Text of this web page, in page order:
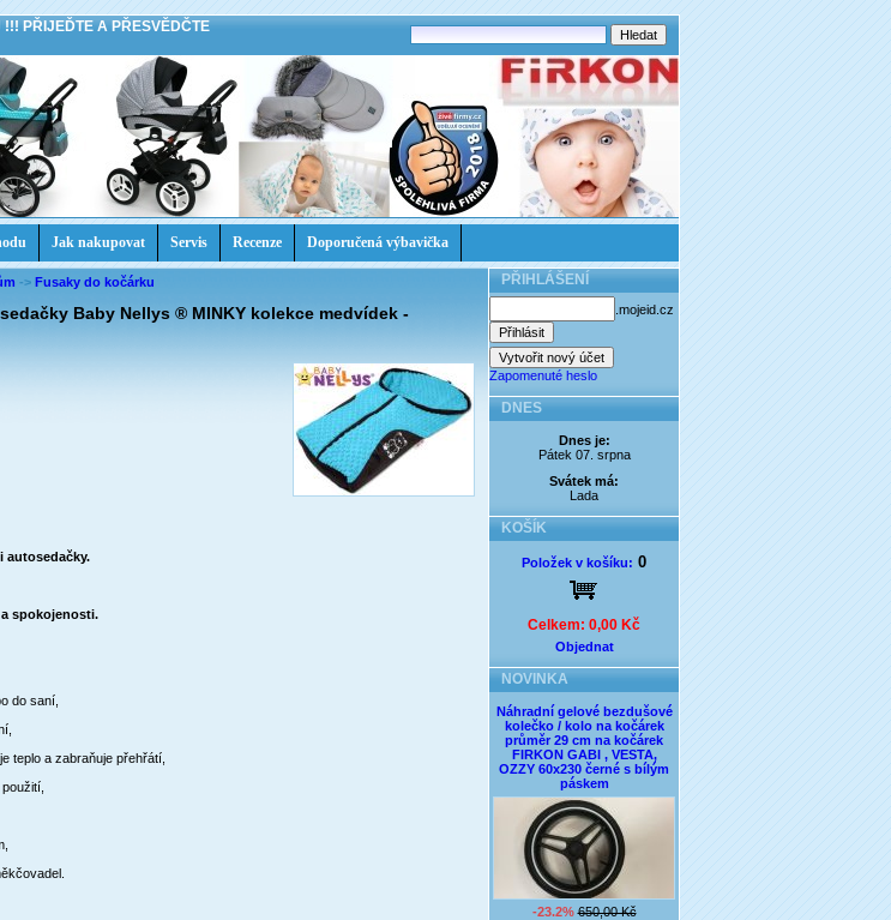
PŘIJEĎTE A PŘESVĚDČTE
Jak nakupovat Servis Recenze Doporučená výbavička
-> Fusaky do kočárku
Baby Nellys ® MINKY kolekce medvídek -
autosedačky.
spokojenosti.
do saní,
teplo a zabraňuje přehřátí,
PŘIHLÁŠENÍ
.mojeid.cz
Zapomenuté heslo
DNES
Dnes je:
Pátek 07. srpna
Svátek má:
Lada
KOŠÍK
Položek v košíku: 0
Celkem: 0,00 Kč
Objednat
NOVINKA
Náhradní gelové bezdušové
kolečko / kolo na kočárek
průměr 29 cm na kočárek
FIRKON GABI , VESTA,
OZZY 60x230 černé s bílým
páskem
-23.2%650,00 Kč